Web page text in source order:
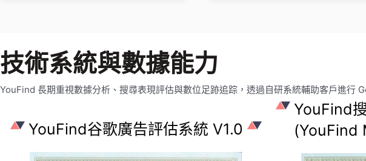
技術系統與數據能力
YouFind 長期重視數據分析、搜尋表現評估與數位足跡追踪，透過自研系統輔助客戶進行
YouFind谷歌廣告評估系統 V1.0
YouFind
(YouFind